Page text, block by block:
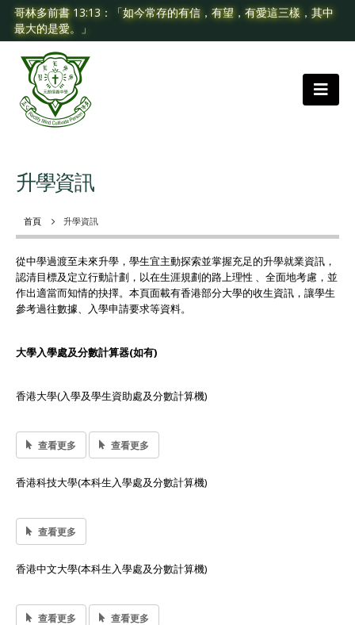
哥林多前書 13:13：「如今常存的有信，有望，有愛這三樣，其中
最大的是愛。」
首頁 升學資訊
升學資訊
從中學過渡至未來升學，學生宜主動探索並掌握充足的升學就業資訊，
認清目標及定立行動計劃，以在生涯規劃的路上理性 、全面地考慮，並
作出適當而知情的抉擇。本頁面載有香港部分大學的收生資訊，讓學生
參考過往數據、入學申請要求等資料。
大學入學處及分數計算器(如有)
香港大學(入學及學生資助處及分數計算機)
查看更多 查看更多
香港科技大學(本科生入學處及分數計算機)
查看更多
香港中文大學(本科生入學處及分數計算機)
查看更多 查看更多